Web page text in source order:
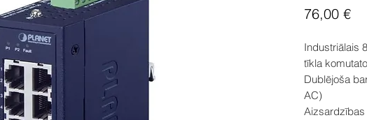
76,00 €
Industriālais
tīkla
Dublējoša
AC)
Aizsardzības